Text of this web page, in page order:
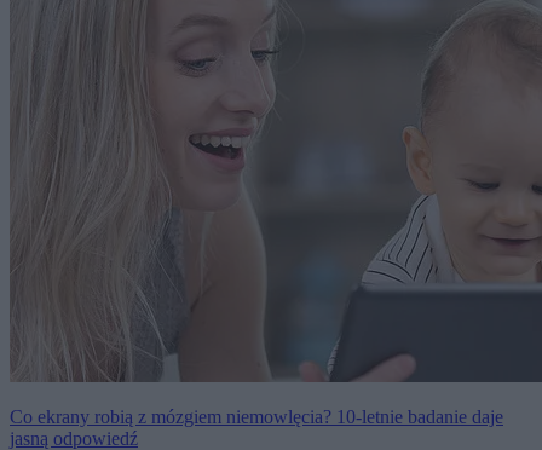
Co ekrany robią z mózgiem niemowlęcia? 10-letnie badanie daje
jasną odpowiedź